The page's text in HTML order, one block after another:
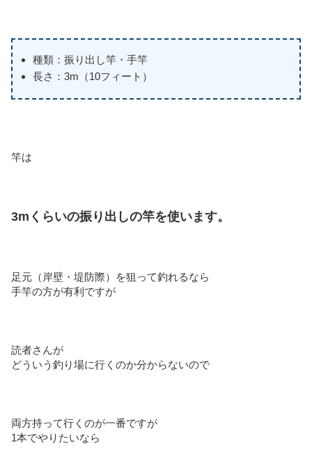
種類：振り出し竿・手竿
長さ：3m（10フィート）
竿は
3mくらいの振り出しの竿を使います。
足元（岸壁・堤防際）を狙って釣れるなら
手竿の方が有利ですが
読者さんが
どういう釣り場に行くのか分からないので
両方持って行くのが一番ですが
1本でやりたいなら